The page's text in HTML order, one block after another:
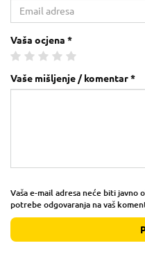
Vaša ocjena *
Vaše mišljenje / komentar *
Vaša e-mail adresa neće biti javno
potrebe odgovaranja na vaš